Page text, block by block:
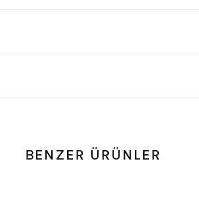
BENZER ÜRÜNLER